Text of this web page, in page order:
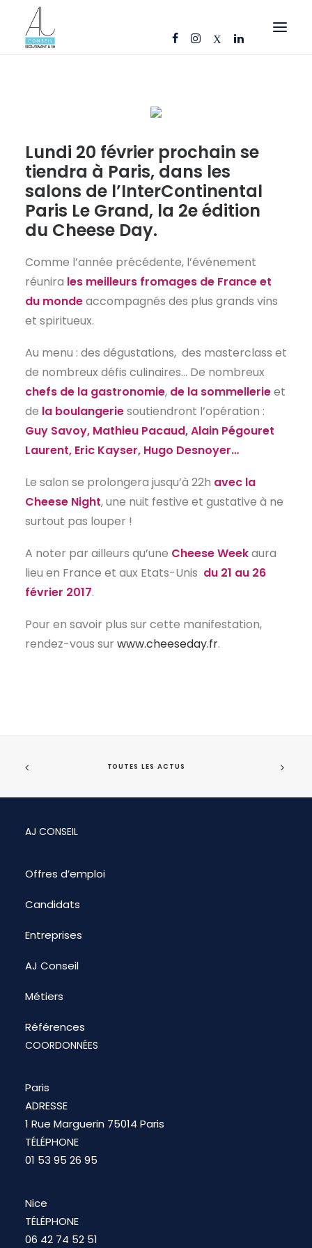
NOS FICHES MÉTIERS
AJ CONSEIL
RÉFÉRENCES
ACTUS
FR
Lundi 20 février prochain se
tiendra à Paris, dans les
salons de l’InterContinental
Paris Le Grand, la 2e édition
du Cheese Day.
Comme l’année précédente, l’événement
réunira les meilleurs fromages de France et
du mondeaccompagnés des plus grands vins
et spiritueux.
Au menu : des dégustations, des masterclass et
de nombreux défis culinaires… De nombreux
chefs de la gastronomie, de la sommellerieet
de la boulangeriesoutiendront l’opération :
Guy Savoy, Mathieu Pacaud, Alain Pégouret
Laurent, Eric Kayser, Hugo Desnoyer…
Le salon se prolongera jusqu’à 22h avec la
Cheese Night, une nuit festive et gustative à ne
surtout pas louper !
A noter par ailleurs qu’une Cheese Weekaura
lieu en France et aux Etats-Unis du 21 au 26
février 2017.
Pour en savoir plus sur cette manifestation,
rendez-vous sur www.cheeseday.fr.
TOUTES LES ACTUS
AJ CONSEIL
Offres d’emploi
Candidats
Entreprises
AJ Conseil
Métiers
Références
COORDONNÉES
Paris
ADRESSE
1 Rue Marguerin 75014 Paris
TÉLÉPHONE
01 53 95 26 95
Nice
TÉLÉPHONE
06 42 74 52 51